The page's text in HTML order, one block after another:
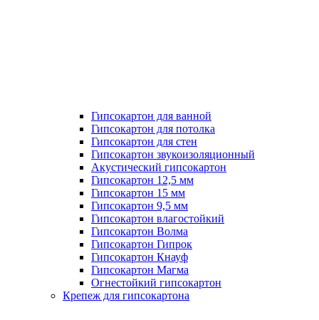
Гипсокартон для ванной
Гипсокартон для потолка
Гипсокартон для стен
Гипсокартон звукоизоляционный
Акустический гипсокартон
Гипсокартон 12,5 мм
Гипсокартон 15 мм
Гипсокартон 9,5 мм
Гипсокартон влагостойкий
Гипсокартон Волма
Гипсокартон Гипрок
Гипсокартон Кнауф
Гипсокартон Магма
Огнестойкий гипсокартон
Крепеж для гипсокартона